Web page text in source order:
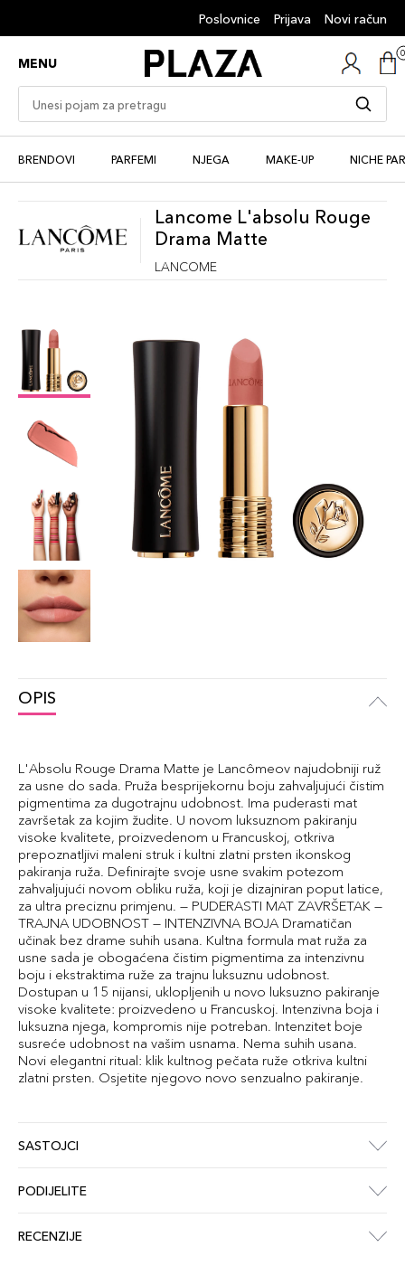
Poslovnice Prijava Novi račun
MENU
BRENDOVI PARFEMI NJEGA MAKE-UP NICHE
Lancome L'absolu Rouge
Drama Matte
LANCOME
OPIS
L'Absolu Rouge Drama Matte je Lancômeov najudobniji ruž
za usne do sada. Pruža besprijekornu boju zahvaljujući čistim
pigmentima za dugotrajnu udobnost. Ima puderasti mat
završetak za kojim žudite. U novom luksuznom pakiranju
visoke kvalitete, proizvedenom u Francuskoj, otkriva
prepoznatljivi maleni struk i kultni zlatni prsten ikonskog
pakiranja ruža. Definirajte svoje usne svakim potezom
zahvaljujući novom obliku ruža, koji je dizajniran poput latice,
za ultra preciznu primjenu. — PUDERASTI MAT ZAVRŠETAK —
TRAJNA UDOBNOST — INTENZIVNA BOJA Dramatičan
učinak bez drame suhih usana. Kultna formula mat ruža za
usne sada je obogaćena čistim pigmentima za intenzivnu
boju i ekstraktima ruže za trajnu luksuznu udobnost.
Dostupan u 15 nijansi, uklopljenih u novo luksuzno pakiranje
visoke kvalitete: proizvedeno u Francuskoj. Intenzivna boja i
luksuzna njega, kompromis nije potreban. Intenzitet boje
susreće udobnost na vašim usnama. Nema suhih usana.
Novi elegantni ritual: klik kultnog pečata ruže otkriva kultni
zlatni prsten. Osjetite njegovo novo senzualno pakiranje.
SASTOJCI
PODIJELITE
RECENZIJE